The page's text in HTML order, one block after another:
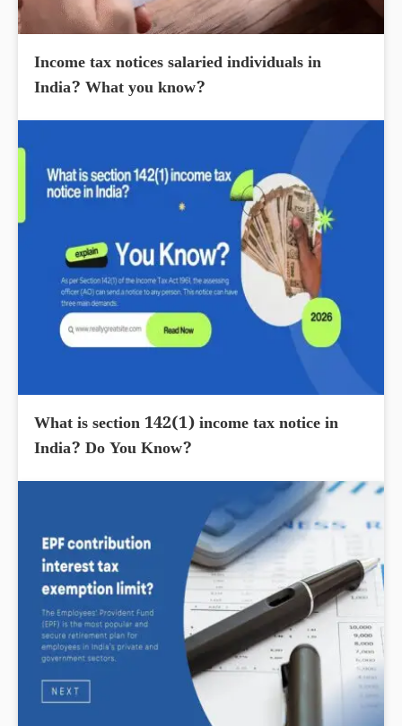
Income tax notices salaried individuals in
India? What you know?
What is section 142(1) income tax notice in
India? Do You Know?